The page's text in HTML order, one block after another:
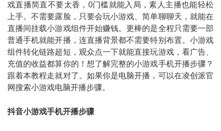
戏直播简直不要太香，0门槛就能入局，素人主播也能轻松
上手。不需要露脸，只要会玩小游戏、简单聊聊天，就能在
直播间挂载小游戏组件开始赚钱。更棒的是全程只需要一部
普通手机就能开播，连直播背景都不需要特别布置。小游戏
组件转化链路超短，观众点一下就能直接玩游戏，看广告、
充值的收益都算你的！想了解完整的小游戏手机开播步骤？
跟着本教程走就对了。如果你是电脑开播，可以在凌创派官
网搜索小游戏电脑开播步骤。
抖音小游戏手机开播步骤